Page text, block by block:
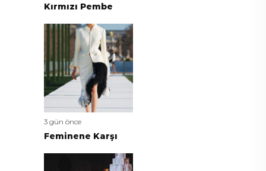
Kırmızı Pembe
3 gün önce
Feminene Karşı